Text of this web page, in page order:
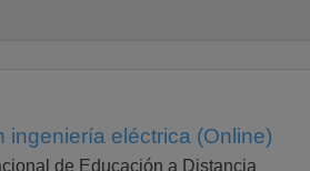
ingeniería eléctrica (Online)
de Educación a Distancia